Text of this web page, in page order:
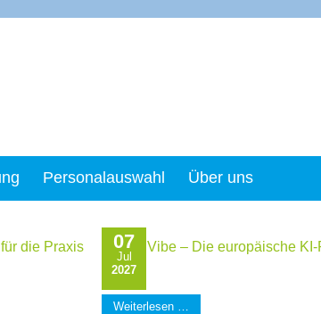
Personalauswahl Über uns
die Praxis 07
Jul
2027
Mistral Vibe – Die europäische
Weiterlesen …